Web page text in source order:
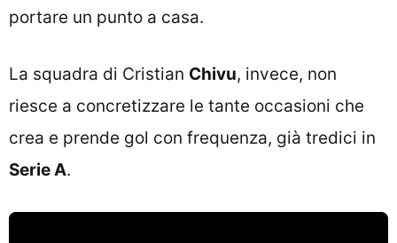
portare un punto a casa.
La squadra di Cristian Chivu, invece, non
riesce a concretizzare le tante occasioni che
crea e prende gol con frequenza, già tredici in
Serie A.